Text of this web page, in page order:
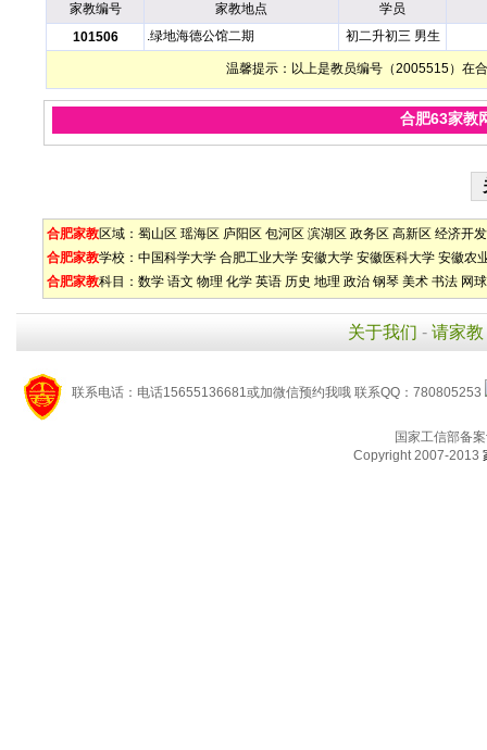
家教编号 家教地点
学员
101506
.绿地海德公馆二期 初二升初三 男生
温馨提示：以上是教员编号（2005515）在
合肥63家教
合肥家教区域： 蜀山区 瑶海区 庐阳区 包河区 滨湖区 政务区 高新区 经济开
合肥家教学校： 中国科学大学 合肥工业大学 安徽大学 安徽医科大学 安徽农
合肥家教科目： 数学 语文 物理 化学 英语 历史 地理 政治 钢琴 美术 书法 网球
关于我们 - 请家教
联系电话：电话15655136681或加微信预约我哦 联系QQ：780805253
国家工信部备
Copyright 2007-2013